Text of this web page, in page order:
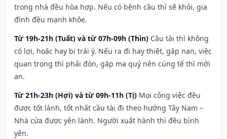
trong nhà đều hòa hợp. Nếu có bệnh cầu thì sẽ khỏi, gia
đình đều mạnh khỏe.
Từ 19h-21h (Tuất) và từ 07h-09h (Thìn) Cầu tài thì không
có lợi, hoặc hay bị trái ý. Nếu ra đi hay thiệt, gặp nạn, việc
quan trọng thì phải đòn, gặp ma quỷ nên cúng tế thì mới
an.
Từ 21h-23h (Hợi) và từ 09h-11h (Tị) Mọi công việc đều
được tốt lành, tốt nhất cầu tài đi theo hướng Tây Nam –
Nhà cửa được yên lành. Người xuất hành thì đều bình
yên.